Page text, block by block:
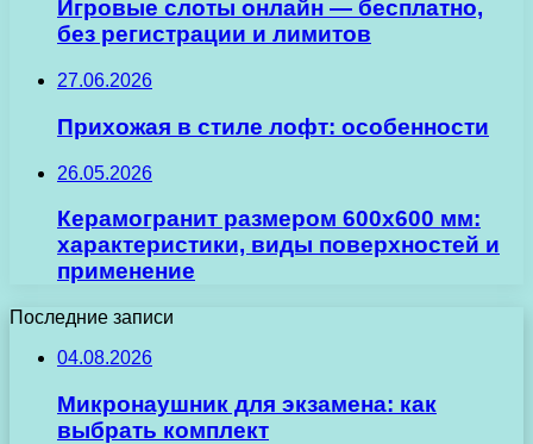
Игровые слоты онлайн — бесплатно,
без регистрации и лимитов
27.06.2026
Прихожая в стиле лофт: особенности
26.05.2026
Керамогранит размером 600х600 мм:
характеристики, виды поверхностей и
применение
Последние записи
04.08.2026
Микронаушник для экзамена: как
выбрать комплект